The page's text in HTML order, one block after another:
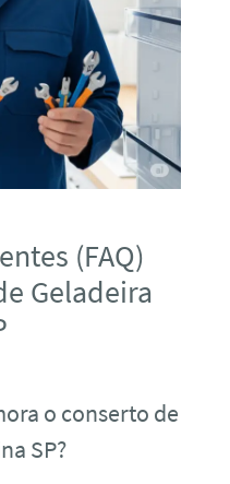
(FAQ)
Geladeira
o conserto de
SP?